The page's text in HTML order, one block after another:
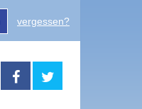
vergessen?